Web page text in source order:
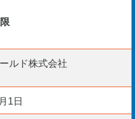
ルド株式会社
1日